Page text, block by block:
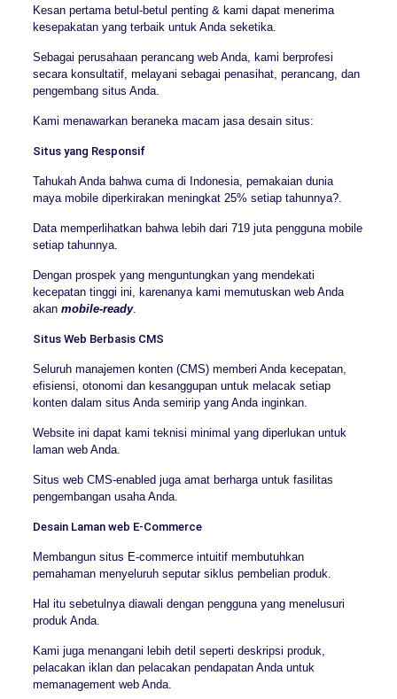
Kesan pertama betul-betul penting & kami dapat menerima
kesepakatan yang terbaik untuk Anda seketika.
Sebagai perusahaan perancang web Anda, kami berprofesi
secara konsultatif, melayani sebagai penasihat, perancang, dan
pengembang situs Anda.
Kami menawarkan beraneka macam jasa desain situs:
Situs yang Responsif
Tahukah Anda bahwa cuma di Indonesia, pemakaian dunia
maya mobile diperkirakan meningkat 25% setiap tahunnya?.
Data memperlihatkan bahwa lebih dari 719 juta pengguna mobile
setiap tahunnya.
Dengan prospek yang menguntungkan yang mendekati
kecepatan tinggi ini, karenanya kami memutuskan web Anda
akan mobile-ready.
Situs Web Berbasis CMS
Seluruh manajemen konten (CMS) memberi Anda kecepatan,
efisiensi, otonomi dan kesanggupan untuk melacak setiap
konten dalam situs Anda semirip yang Anda inginkan.
Website ini dapat kami teknisi minimal yang diperlukan untuk
laman web Anda.
Situs web CMS-enabled juga amat berharga untuk fasilitas
pengembangan usaha Anda.
Desain Laman web E-Commerce
Membangun situs E-commerce intuitif membutuhkan
pemahaman menyeluruh seputar siklus pembelian produk.
Hal itu sebetulnya diawali dengan pengguna yang menelusuri
produk Anda.
Kami juga menangani lebih detil seperti deskripsi produk,
pelacakan iklan dan pelacakan pendapatan Anda untuk
memanagement web Anda.